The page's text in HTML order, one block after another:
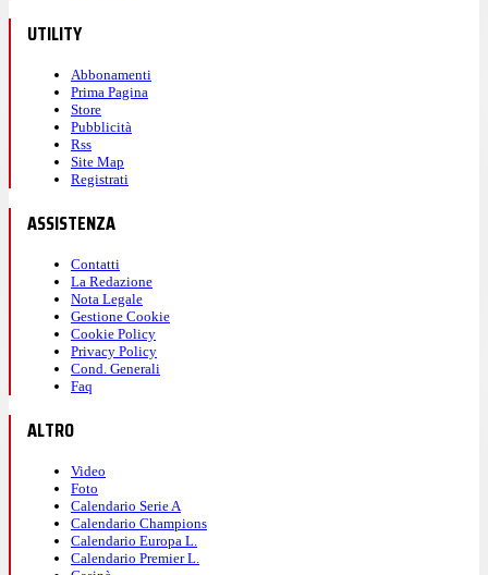
UTILITY
Abbonamenti
Prima Pagina
Store
Pubblicità
Rss
Site Map
Registrati
ASSISTENZA
Contatti
La Redazione
Nota Legale
Gestione Cookie
Cookie Policy
Privacy Policy
Cond. Generali
Faq
ALTRO
Video
Foto
Calendario Serie A
Calendario Champions
Calendario Europa L.
Calendario Premier L.